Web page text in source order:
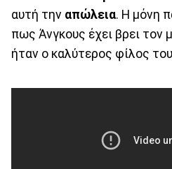
αυτή την απώλεια. Η μόνη
πως Άνγκους έχει βρει τον
ήταν ο καλύτερος φίλος